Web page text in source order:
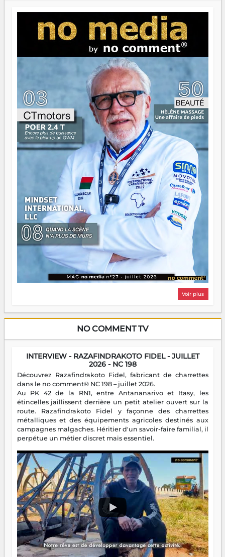
jeunes qui tiennent la torche. Alors oui, on pourrait
s'arrêter là, applaudir et rentrer chez soi satisfait. Mais ce
serait passer à côté d'une chose essentielle. La fougue, ça
brûle fort — et parfois, ça brûle vite. Une flamme sans
direction peut éclairer autant qu'elle peut consumer. C'est
là que les aînés entrent en scène — pas pour reprendre le
gouvernail, mais pour montrer où sont les récifs. Les jeunes
ont la force, les vieux ont l'expérience, comme on dit. Ce
n'est pas un combat de générations — c'est une question
d'équipage. Partagez vos réussites, mais aussi vos échecs.
Surtout vos échecs, d'ailleurs — ils enseignent mieux que
n'importe quel manuel. À Madagascar, la barque avance.
Il faut juste s'assurer que tout le monde rame dans le
même sens.
Voir plus
NO COMMENT TV
INTERVIEW - RAZAFINDRAKOTO FIDEL - JUILLET
2026 - NC 198
Découvrez Razafindrakoto Fidel, fabricant de charrettes
dans le no comment® NC 198 – juillet 2026.
Au PK 42 de la RN1, entre Antananarivo et Itasy, les
étincelles jaillissent derrière un petit atelier ouvert sur la
route. Razafindrakoto Fidel y façonne des charrettes
métalliques et des équipements agricoles destinés aux
campagnes malgaches. Héritier d'un savoir-faire familial, il
perpétue un métier discret mais essentiel.